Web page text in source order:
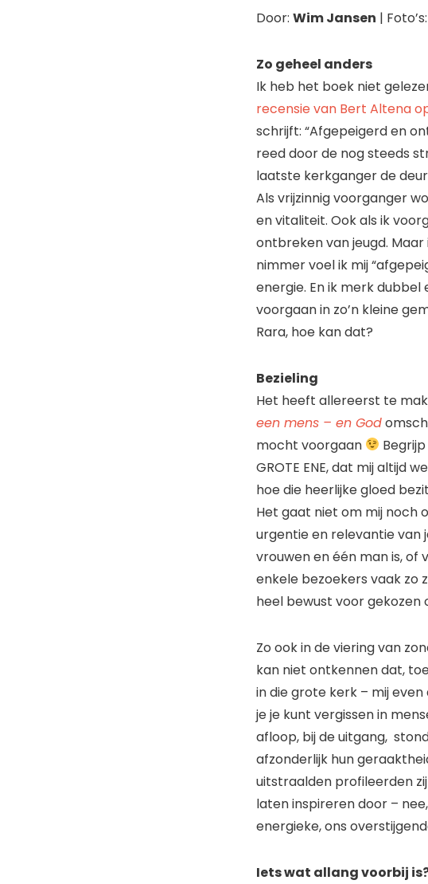
Door: Wim Jansen |
Zo geheel anders
Ik heb het boek niet
recensie van Bert Altena
schrijft: “Afgepeigerd en
reed door de nog steeds
laatste kerkganger de
Als vrijzinnig voorganger
en vitaliteit. Ook als ik
ontbreken van jeugd.
nimmer voel ik mij
energie. En ik merk
voorgaan in zo’n kleine
Rara, hoe kan dat?
Bezieling
Het heeft allereerst te
een mens – en God
mocht voorgaan
GROTE ENE, dat mij altijd
hoe die heerlijke gloed
Het gaat niet om mij noch
urgentie en relevantie
vrouwen en één man is, of
enkele bezoekers vaak zo
heel bewust voor gekozen
Zo ook in de viering van
kan niet ontkennen dat,
in die grote kerk – mij
je je kunt vergissen in
afloop, bij de uitgang,
afzonderlijk hun
uitstraalden profileerden
laten inspireren door –
energieke, ons
Iets wat allang voorbij